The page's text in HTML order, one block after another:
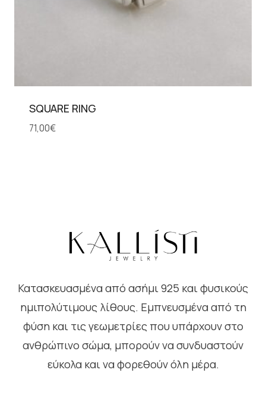
SQUARE RING
71,00€
Κατασκευασμένα από ασήμι 925 και φυσικούς
ημιπολύτιμους λίθους. Εμπνευσμένα από τη
φύση και τις γεωμετρίες που υπάρχουν στο
ανθρώπινο σώμα, μπορούν να συνδυαστούν
εύκολα και να φορεθούν όλη μέρα.